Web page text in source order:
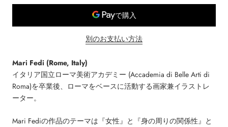
別のお支払い方法
Mari Fedi (Rome, Italy)
イタリア国立ローマ美術アカデミー (Accademia di Belle Arti di
Roma)を卒業後、 ローマをベースに活動する画家兼イラストレ
ーター。
Mari Fediの作品のテーマは『女性』と『身の周りの関係性』 と